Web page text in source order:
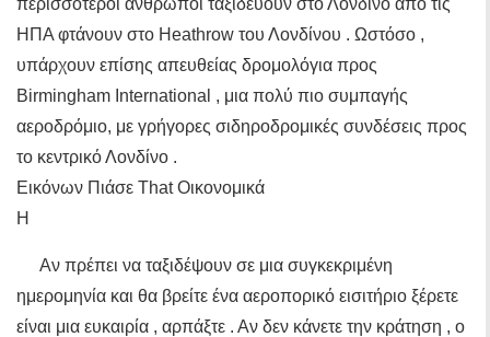
περισσότεροι άνθρωποι ταξιδεύουν στο Λονδίνο από τις
ΗΠΑ φτάνουν στο Heathrow του Λονδίνου . Ωστόσο ,
υπάρχουν επίσης απευθείας δρομολόγια προς
Birmingham International , μια πολύ πιο συμπαγής
αεροδρόμιο, με γρήγορες σιδηροδρομικές συνδέσεις προς
το κεντρικό Λονδίνο .
Εικόνων Πιάσε That Οικονομικά
Η
Αν πρέπει να ταξιδέψουν σε μια συγκεκριμένη
ημερομηνία και θα βρείτε ένα αεροπορικό εισιτήριο ξέρετε
είναι μια ευκαιρία , αρπάξτε . Αν δεν κάνετε την κράτηση , ο